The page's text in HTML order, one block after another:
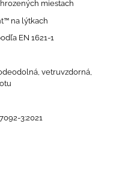
miestach
na lýtkach
EN 1621-1
vetruvzdorná,
3:2021